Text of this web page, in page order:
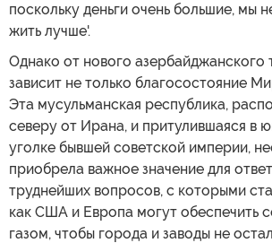
поскольку деньги очень большие, мы
жить лучше'.
Однако от нового азербайджанского
зависит не только благосостояние
Эта мусульманская республика,
северу от Ирана, и притулившаяся в
уголке бывшей советской империи,
приобрела важное значение для
труднейших вопросов, с которыми
как США и Европа могут обеспечить
газом, чтобы города и заводы не